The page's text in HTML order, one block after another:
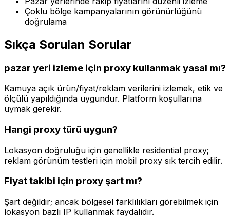
Çoklu bölge kampanyalarının görünürlüğünü
doğrulama
Sıkça Sorulan Sorular
pazar yeri izleme için proxy kullanmak yasal mı?
Kamuya açık ürün/fiyat/reklam verilerini izlemek, etik ve
ölçülü yapıldığında uygundur. Platform koşullarına
uymak gerekir.
Hangi proxy türü uygun?
Lokasyon doğruluğu için genellikle residential proxy;
reklam görünüm testleri için mobil proxy sık tercih edilir.
Fiyat takibi için proxy şart mı?
Şart değildir; ancak bölgesel farklılıkları görebilmek için
lokasyon bazlı IP kullanmak faydalıdır.